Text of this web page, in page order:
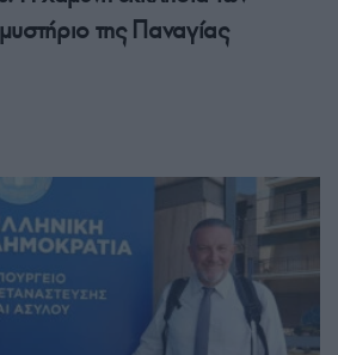
της Παναγίας